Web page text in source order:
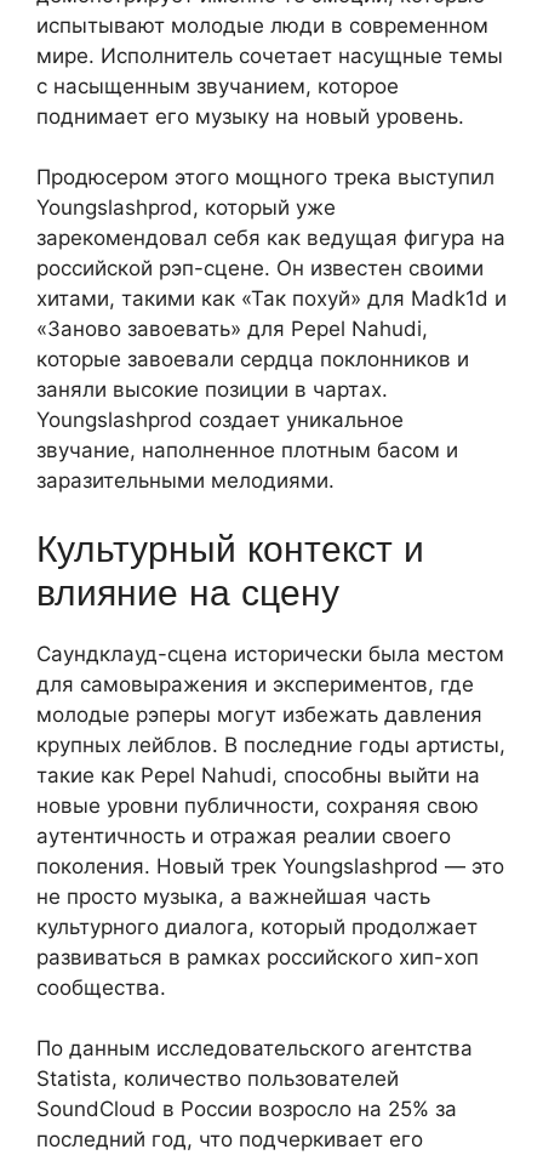
испытывают молодые люди в современном
мире. Исполнитель сочетает насущные темы
с насыщенным звучанием, которое
поднимает его музыку на новый уровень.
Продюсером этого мощного трека выступил
Youngslashprod, который уже
зарекомендовал себя как ведущая фигура на
российской рэп-сцене. Он известен своими
хитами, такими как «Так похуй» для Madk1d и
«Заново завоевать» для Pepel Nahudi,
которые завоевали сердца поклонников и
заняли высокие позиции в чартах.
Youngslashprod создает уникальное
звучание, наполненное плотным басом и
заразительными мелодиями.
Культурный контекст и
влияние на сцену
Саундклауд-сцена исторически была местом
для самовыражения и экспериментов, где
молодые рэперы могут избежать давления
крупных лейблов. В последние годы артисты,
такие как Pepel Nahudi, способны выйти на
новые уровни публичности, сохраняя свою
аутентичность и отражая реалии своего
поколения. Новый трек Youngslashprod — это
не просто музыка, а важнейшая часть
культурного диалога, который продолжает
развиваться в рамках российского хип-хоп
сообщества.
По данным исследовательского агентства
Statista, количество пользователей
SoundCloud в России возросло на 25% за
последний год, что подчеркивает его